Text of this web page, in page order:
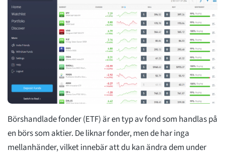
Börshandlade fonder (ETF) är en typ av fond som handlas på
en börs som aktier. De liknar fonder, men de har inga
mellanhänder, vilket innebär att du kan ändra dem under